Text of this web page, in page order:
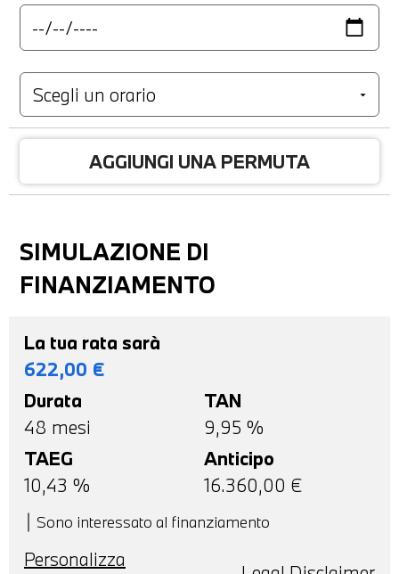
AGGIUNGI UNA PERMUTA
SIMULAZIONE DI
FINANZIAMENTO
La tua rata sarà
622,00 €
Durata
48 mesi
TAN
9,95 %
TAEG
10,43 %
Anticipo
16.360,00 €
Sono interessato al finanziamento
Personalizza